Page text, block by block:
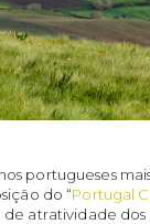
portugueses
do “Portugal
atratividade